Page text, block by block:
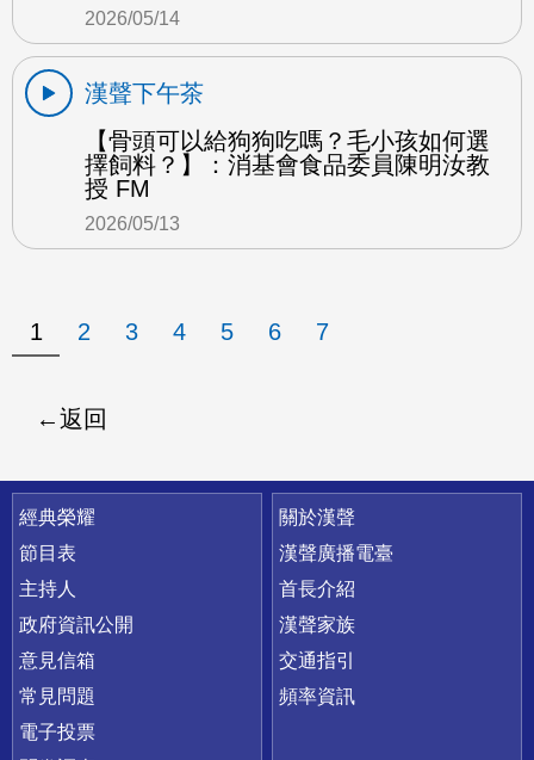
2026/05/14
漢聲下午茶
【骨頭可以給狗狗吃嗎？毛小孩如何選
擇飼料？】：消基會食品委員陳明汝教
授 FM
2026/05/13
1 2 3 4 5 6 7
返回
快速連結
經典榮耀
節目表
主持人
政府資訊公開
意見信箱
常見問題
電子投票
關於漢聲
漢聲廣播電臺
首長介紹
漢聲家族
交通指引
頻率資訊